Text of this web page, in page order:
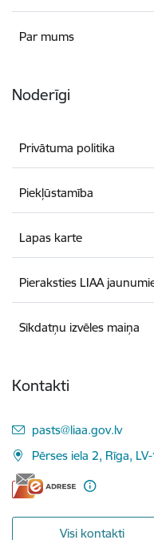
Par mums
Noderīgi
Privātuma politika
Piekļūstamība
Lapas karte
Pieraksties LIAA
Sīkdatņu izvēles maiņa
Kontakti
E-pasts:
pasts@liaa.gov.lv
Pērses iela 2, Rīga,
Visi kontakti